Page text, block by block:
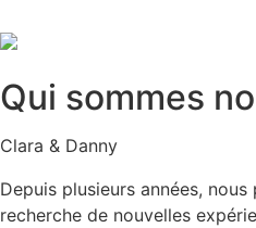
Qui sommes
Clara & Danny
Depuis plusieurs années,
recherche de nouvelles